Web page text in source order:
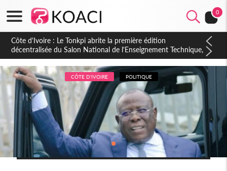
0
Côte d'Ivoire : PPA-CI, Gbagbo délègue une partie de ses
prérogatives de président à 05 cadres, vers sa retraite
politique ?
CÔTE D'IVOIRE POLITIQUE